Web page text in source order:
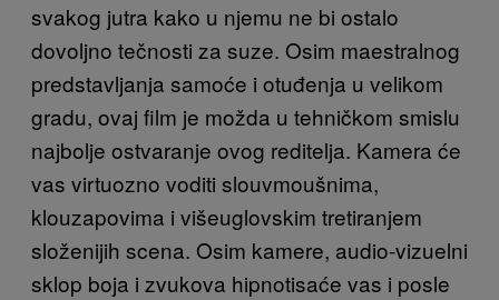
svakog jutra kako u njemu ne bi ostalo
dovoljno tečnosti za suze. Osim maestralnog
predstavljanja samoće i otuđenja u velikom
gradu, ovaj film je možda u tehničkom smislu
najbolje ostvaranje ovog reditelja. Kamera će
vas virtuozno voditi slouvmoušnima,
klouzapovima i višeuglovskim tretiranjem
složenijih scena. Osim kamere, audio-vizuelni
sklop boja i zvukova hipnotisaće vas i posle